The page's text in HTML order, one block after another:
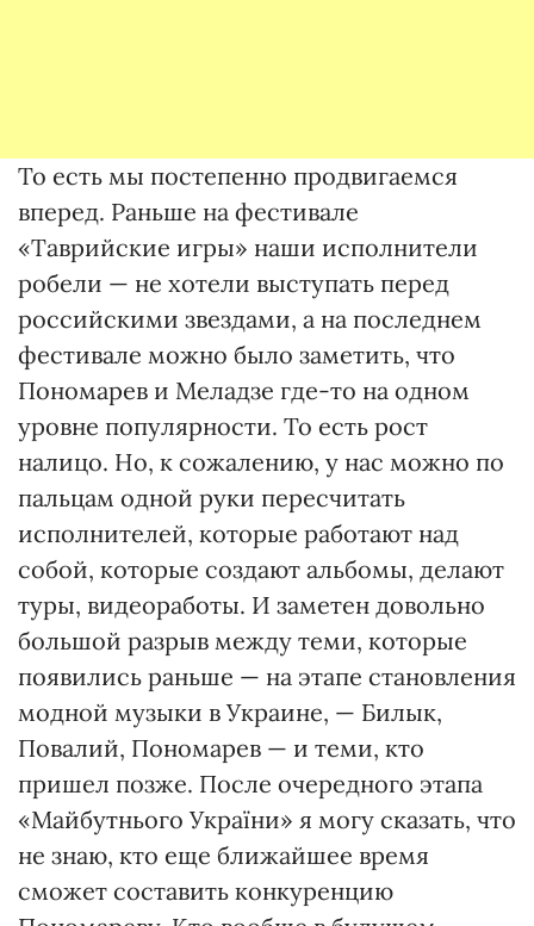
То есть мы постепенно продвигаемся
вперед. Раньше на фестивале
«Таврийские игры» наши исполнители
робели — не хотели выступать перед
российскими звездами, а на последнем
фестивале можно было заметить, что
Пономарев и Меладзе где-то на одном
уровне популярности. То есть рост
налицо. Но, к сожалению, у нас можно по
пальцам одной руки пересчитать
исполнителей, которые работают над
собой, которые создают альбомы, делают
туры, видеоработы. И заметен довольно
большой разрыв между теми, которые
появились раньше — на этапе становления
модной музыки в Украине, — Билык,
Повалий, Пономарев — и теми, кто
пришел позже. После очередного этапа
«Майбутнього України» я могу сказать, что
не знаю, кто еще ближайшее время
сможет составить конкуренцию